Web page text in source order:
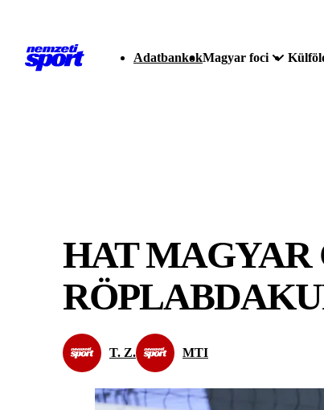
AdatbankokMagyar foci
HAT MAGYAR
T. Z. MTI